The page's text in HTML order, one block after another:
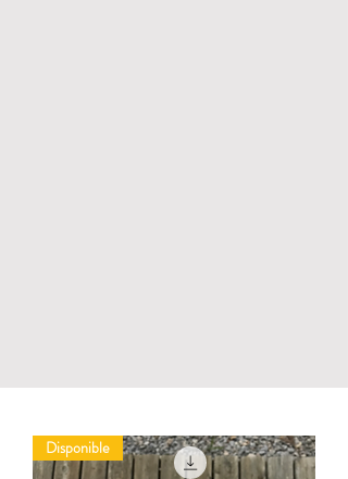
Disponible